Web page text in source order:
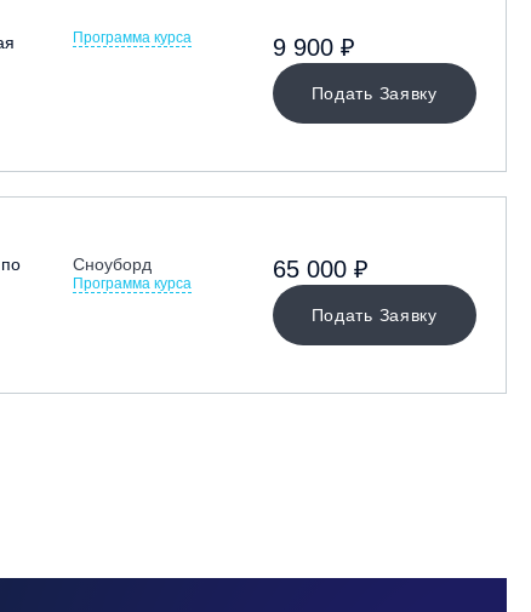
Программа курса
Подать Заявку
9 900 ₽
Сноуборд
Программа курса
Подать Заявку
65 000 ₽